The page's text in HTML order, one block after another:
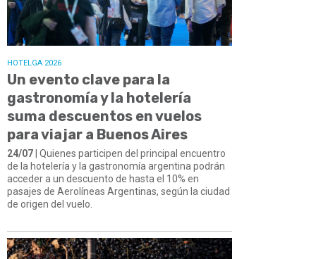
HOTELGA 2026
Un evento clave para la
gastronomía y la hotelería
suma descuentos en vuelos
para viajar a Buenos Aires
24/07 | Quienes participen del principal encuentro
de la hotelería y la gastronomía argentina podrán
acceder a un descuento de hasta el 10% en
pasajes de Aerolíneas Argentinas, según la ciudad
de origen del vuelo.